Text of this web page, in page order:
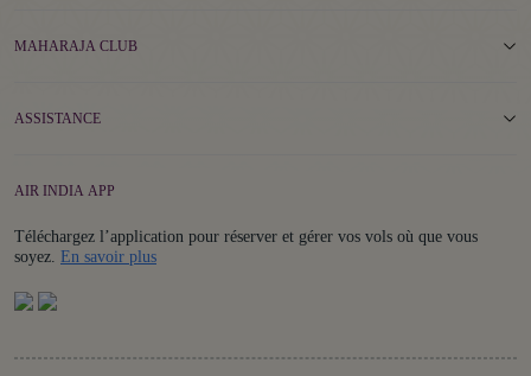
MAHARAJA CLUB
ASSISTANCE
AIR INDIA APP
Téléchargez l’application pour réserver et gérer vos vols où que vous
soyez. En savoir plusDetails